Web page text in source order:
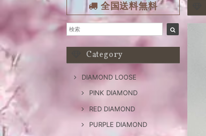
全国送料無料
Category
DIAMOND LOOSE
PINK DIAMOND
RED DIAMOND
PURPLE DIAMOND